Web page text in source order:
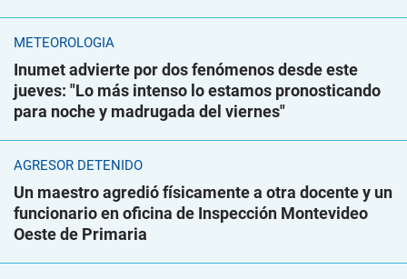
METEOROLOGÍA
Inumet advierte por dos fenómenos desde este
jueves: "Lo más intenso lo estamos pronosticando
para noche y madrugada del viernes"
AGRESOR DETENIDO
Un maestro agredió físicamente a otra docente y un
funcionario en oficina de Inspección Montevideo
Oeste de Primaria